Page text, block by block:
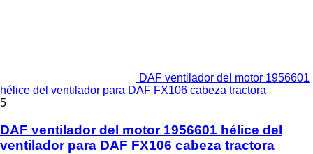
DAF ventilador del motor 1956601
hélice del ventilador para DAF FX106 cabeza tractora
5
DAF ventilador del motor 1956601 hélice del
ventilador para DAF FX106 cabeza tractora